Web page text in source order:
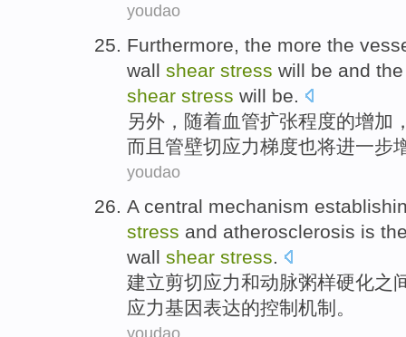
youdao
Furthermore, the more the
wall shear stress will be and
shear stress will be.
另外 ，随着血管扩张程度的增加
而且管壁切应力梯度也将进一步
youdao
A central mechanism
stress and atherosclerosis is
wall shear stress.
建立剪切应力和动脉粥样硬化之
应力基因表达的控制 机制。
youdao